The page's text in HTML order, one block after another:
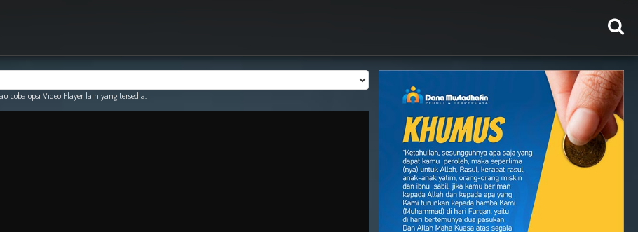
opsi Video Player lain yang tersedia.